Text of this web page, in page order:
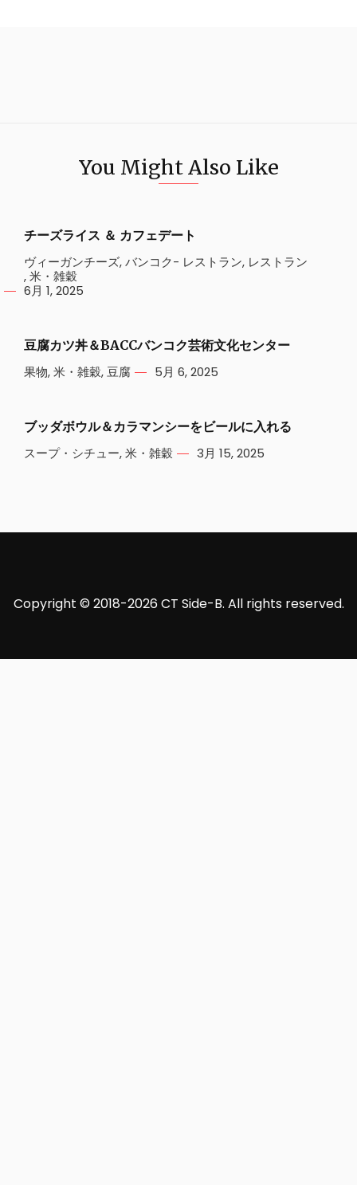
You Might Also Like
チーズライス ＆ カフェデート
ヴィーガンチーズ,バンコク- レストラン, レストラン
,米・雑穀
6月 1, 2025
豆腐カツ丼＆BACCバンコク芸術文化センター
果物,米・雑穀,豆腐 5月 6, 2025
ブッダボウル＆カラマンシーをビールに入れる
スープ・シチュー,米・雑穀 3月 15, 2025
Copyright © 2018-2026 CT Side-B. All rights reserved.